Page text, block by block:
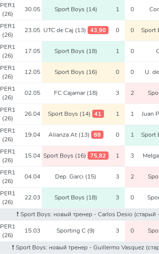
PER1
(26)
30.05 Sport Boys (14) 1 0
PER1
(26)
23.05 UTC de Caj (13) 43,90 0 0 Sport
PER1
(26)
17.05 Sport Boys (18) 1 0
PER1
(26)
12.05 Sport Boys (16) 0 0 U.
PER1
(26)
02.05 FC Cajamar(18) 3 2
PER1
(26)
26.04 Sport Boys (14) 41 1 1 Juan
PER1
(26)
19.04 Alianza At (13) 88 0 1 Sport
PER1
(26)
15.04 Sport Boys (16) 75,82 1 3
PER1
(26)
04.04 Dep. Garci (15) 3 2
PER1
(26)
22.03 Sport Boys (18) 3 0
❗️ Sport Boys: новый тренер - Carlos Desio (старый
PER1
(26)
15.03 Sporting C (9) 3 0
❗️ Sport Boys: новый тренер - Guillermo Vasquez